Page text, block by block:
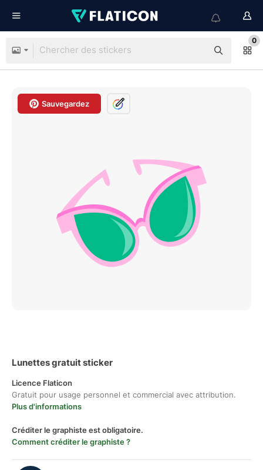
0
Sauvegardez
Lunettes gratuit sticker
Licence Flaticon
Gratuit pour usage personnel et commercial avec attribution.
Plus d'informations
Créditer le graphiste est obligatoire.
Comment créditer le graphiste ?